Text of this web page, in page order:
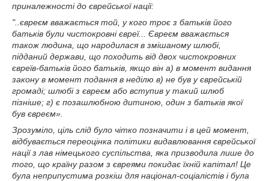
приналежності до єврейської нації:
"..євреєм вважається той, у кого троє з батьків його
батьків були чистокровні євреї... Євреєм вважається
також людина, що народилася в змішаному шлюбі,
підданий держави, що походить від двох чистокровних
євреїв-батьків його батьків, якщо він а) в момент видання
закону в момент подання в неділю в) не був у єврейській
громаді; шлюбі з євреєм або вступив у такий шлюб
пізніше; г) є позашлюбною дитиною, один з батьків якої
був євреєм».
Зрозуміло, ціль слід було чітко позначити і в цей момент,
відбувається переоцінка політики видавлювання єврейської
нації з лав німецького суспільства, яка призводила лише до
того, що країну разом з євреями покидає їхній капітал! Це
була неприпустима розкіш для націонал-соціалістів і була